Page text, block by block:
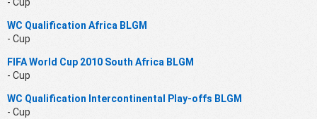
- Cup
WC Qualification Africa BLGM
- Cup
FIFA World Cup 2010 South Africa BLGM
- Cup
WC Qualification Intercontinental Play-offs BLGM
- Cup